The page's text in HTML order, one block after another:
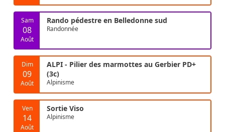
Sam
08
Août
Rando pédestre en Belledonne sud
Randonnée
Dim
09
Août
ALPI - Pilier des marmottes au Gerbier PD+
(3c)
Alpinisme
Ven
14
Août
Sortie Viso
Alpinisme